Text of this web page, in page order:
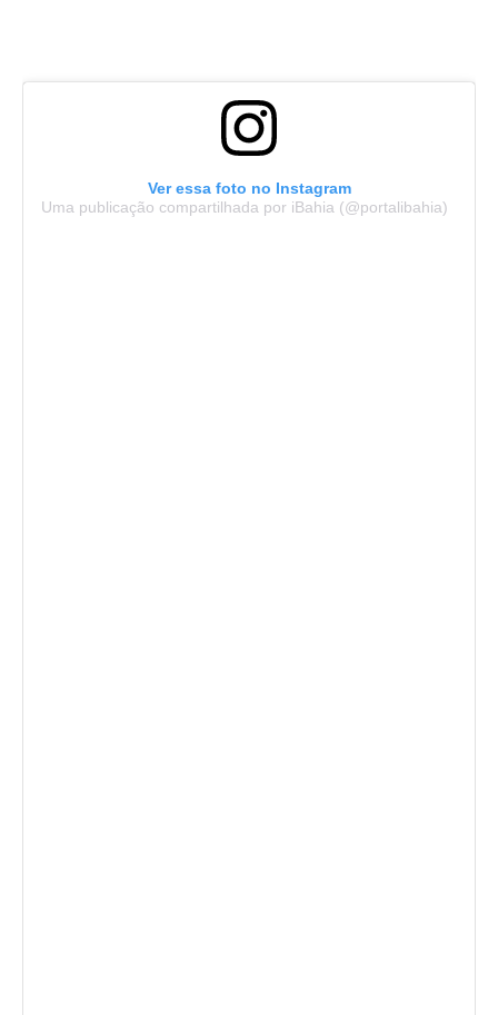
Ver essa foto no Instagram
Uma publicação compartilhada por iBahia (@portalibahia)